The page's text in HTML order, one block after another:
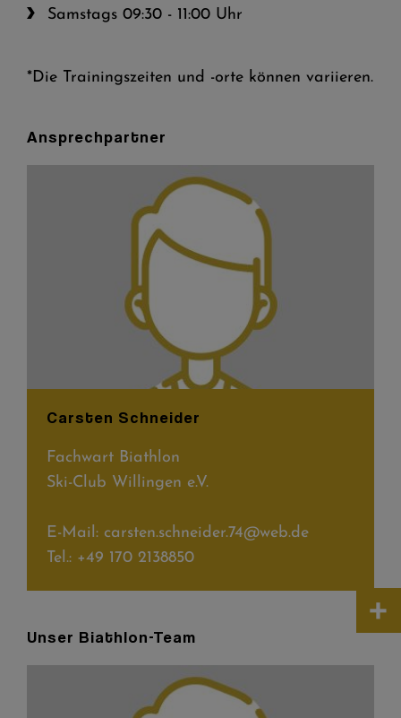
Samstags 09:30 - 11:00 Uhr
*Die Trainingszeiten und -orte können variieren.
Ansprechpartner
Carsten Schneider
Fachwart Biathlon
Ski-Club Willingen e.V.
E-Mail: carsten.schneider.74@web.de
Tel.: +49 170 2138850
Unser Biathlon-Team
+